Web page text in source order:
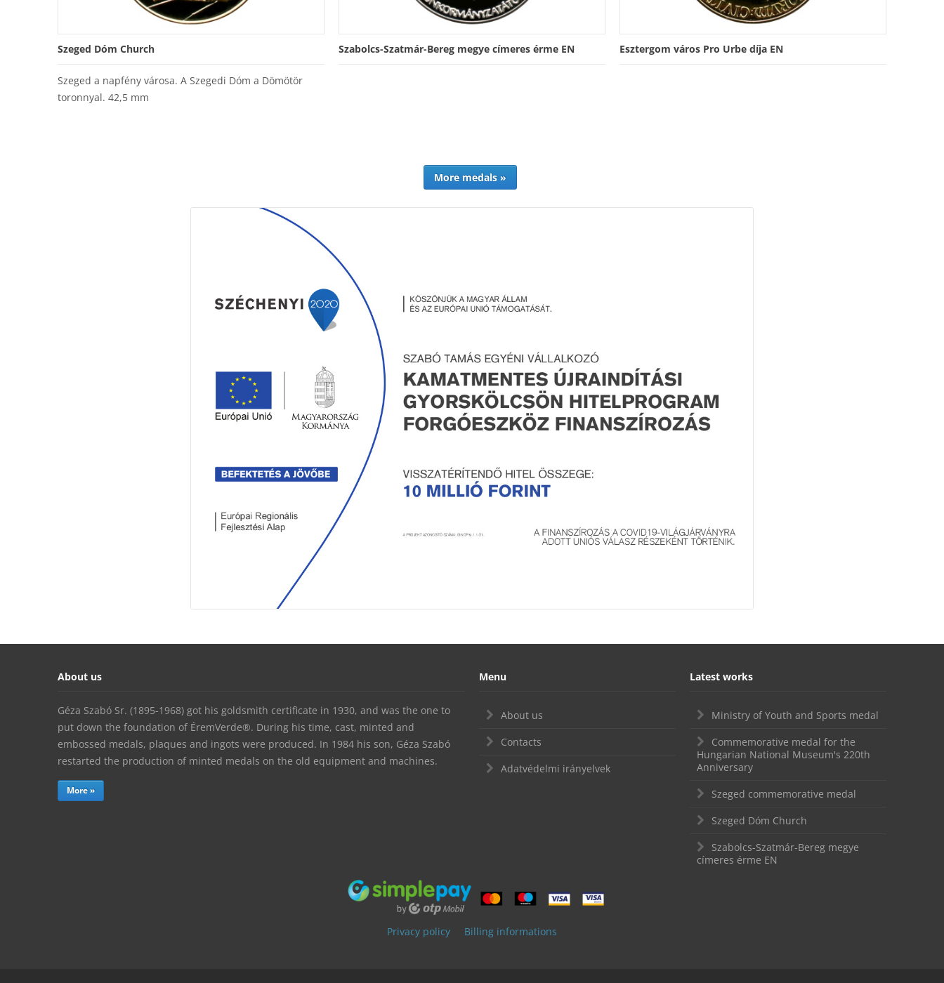
Szeged Dóm Church
Szeged a napfény városa. A Szegedi Dóm a Dömötör
toronnyal. 42,5 mm
Szabolcs-Szatmár-Bereg megye címeres érme EN Esztergom város Pro Urbe díja EN
More medals »
About us
Géza Szabó Sr. (1895-1968) got his goldsmith certificate in 1930, and was the one to
put down the foundation of ÉremVerde®. During his time, cast, minted and
embossed medals, plaques and ingots were produced. In 1984 his son, Géza Szabó
restarted the production of minted medals on the old equipment and machines.
More »
Menu
About us
Contacts
Adatvédelmi irányelvek
Latest works
Ministry of Youth and Sports medal
Commemorative medal for the
Hungarian National Museum's 220th
Anniversary
Szeged commemorative medal
Szeged Dóm Church
Szabolcs-Szatmár-Bereg megye
címeres érme EN
Privacy policy Billing informations